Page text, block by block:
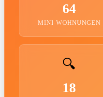
64
MINI-WOHNUNGEN
🔍
18